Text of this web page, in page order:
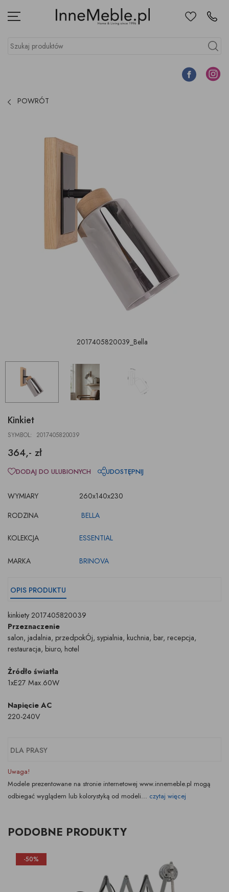
Menu UlubioneKontakt
Szukaj produktów
Szukaj
Facebook
POWRÓT
2017405820039_Bella
Kinkiet
SYMBOL: 2017405820039
364,- zł
WYMIARY
260x140x230
RODZINA
BELLA
KOLEKCJA ESSENTIAL
MARKA BRINOVA
DODAJ DO ULUBIONYCH UDOSTĘPNIJ
OPIS PRODUKTU
kinkiety 2017405820039
Przeznaczenie
salon, jadalnia, przedpokÓj, sypialnia, kuchnia, bar, recepcja,
restauracja, biuro, hotel
Żródło światła
1xE27 Max.60W
Napięcie AC
220-240V
DLA PRASY
Uwaga!
Modele prezentowane na stronie internetowej www.innemeble.pl mogą
odbiegać wyglądem lub kolorystyką od modeli... czytaj więcej
PODOBNE PRODUKTY
-50%